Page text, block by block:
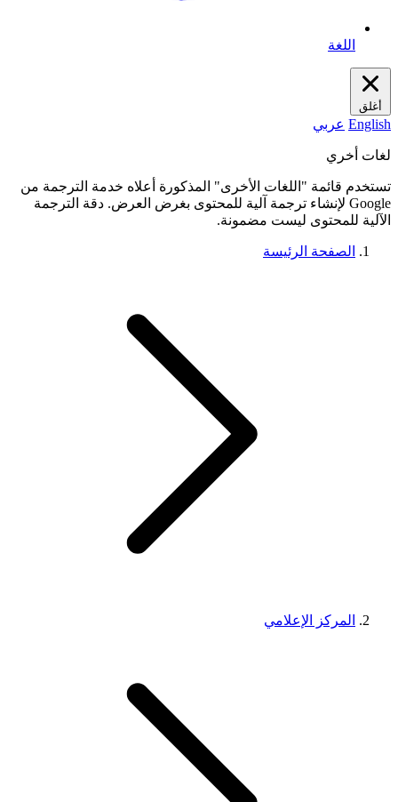
اللغة
أغلق
English عربي
لغات أخري
تستخدم قائمة "اللغات الأخرى" المذكورة أعلاه خدمة الترجمة من
Google لإنشاء ترجمة آلية للمحتوى بغرض العرض. دقة الترجمة
الآلية للمحتوى ليست مضمونة.
الصفحة الرئيسة
المركز الإعلامي